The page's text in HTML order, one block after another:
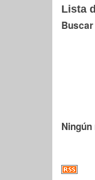
Lista